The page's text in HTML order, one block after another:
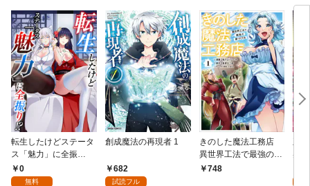
転生したけどステータ
ス「魅力」に全振
り！？(1)
0
無料
創成魔法の再現者 1
682
試読フル
きのした魔法工務店
異世界工法で最強の家
づくりを（コミック）
748
兆
る